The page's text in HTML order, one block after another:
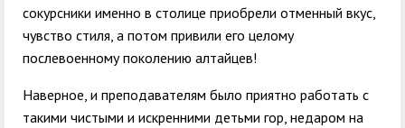
сокурсники именно в столице приобрели отменный вкус,
чувство стиля, а потом привили его целому
послевоенному поколению алтайцев!
Наверное, и преподавателям было приятно работать с
такими чистыми и искренними детьми гор, недаром на